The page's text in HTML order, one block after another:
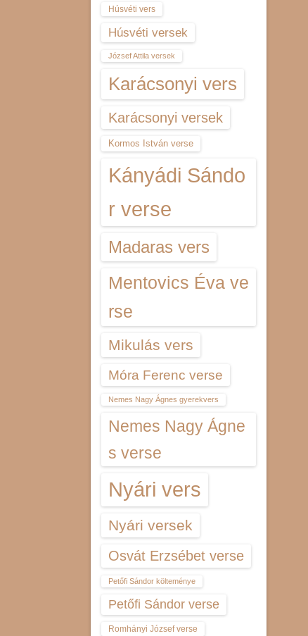
Húsvéti vers
Húsvéti versek
József Attila versek
Karácsonyi vers
Karácsonyi versek
Kormos István verse
Kányádi Sándo
r verse
Madaras vers
Mentovics Éva ve
rse
Mikulás vers
Móra Ferenc verse
Nemes Nagy Ágnes gyerekvers
Nemes Nagy Ágne
s verse
Nyári vers
Nyári versek
Osvát Erzsébet verse
Petőfi Sándor költeménye
Petőfi Sándor verse
Romhányi József verse